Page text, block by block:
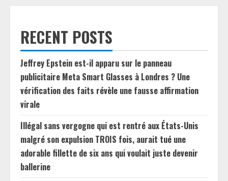
RECENT POSTS
Jeffrey Epstein est-il apparu sur le panneau
publicitaire Meta Smart Glasses à Londres ? Une
vérification des faits révèle une fausse affirmation
virale
Illégal sans vergogne qui est rentré aux États-Unis
malgré son expulsion TROIS fois, aurait tué une
adorable fillette de six ans qui voulait juste devenir
ballerine